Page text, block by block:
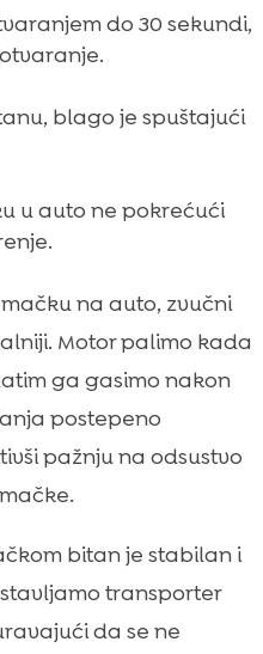
do 30 sekundi,
blago je spuštajući
u auto ne pokrećući
na auto, zvučni
Motor palimo kada
ga gasimo nakon
postepeno
pažnju na odsustvo
bitan je stabilan i
transporter
da se ne